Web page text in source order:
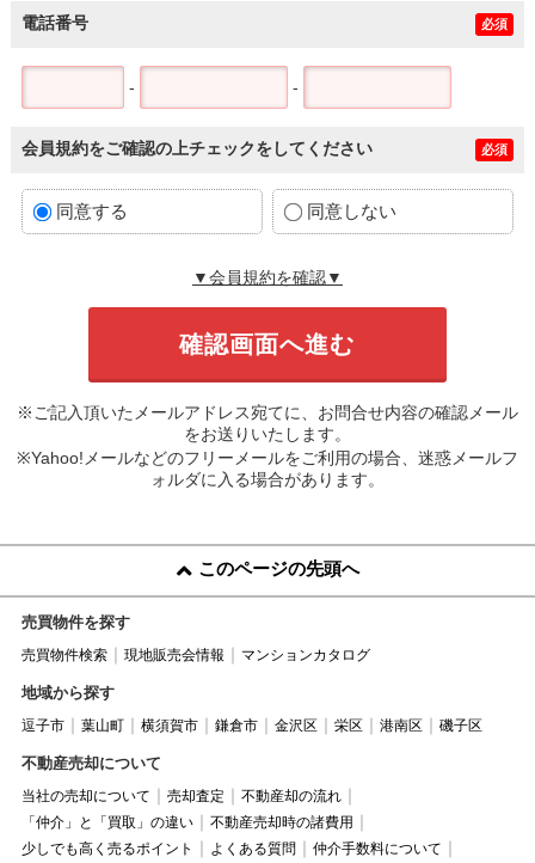
電話番号 必須
- -
会員規約をご確認の上チェックをしてください 必須
同意する 同意しない
▼会員規約を確認▼
※ご記入頂いたメールアドレス宛てに、お問合せ内容の確認メール
をお送りいたします。
※Yahoo!メールなどのフリーメールをご利用の場合、迷惑メールフ
ォルダに入る場合があります。
このページの先頭へ
売買物件を探す
売買物件検索 現地販売会情報 マンションカタログ
地域から探す
逗子市 葉山町 横須賀市 鎌倉市 金沢区 栄区 港南区 磯子区
不動産売却について
当社の売却について 売却査定
不動産却の流れ
「仲介」と「買取」の違い
不動産売却時の諸費用
少しでも高く売るポイント
よくある質問
仲介手数料について